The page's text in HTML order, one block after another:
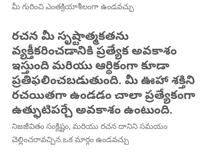
మీ గురించి ఎంతక్రియాశీలంగా ఉండవచ్చు
రచన మీ సృష్టాత్మకతను
వ్యక్తీకరించడానికి ప్రత్యేక అవకాశం
ఇస్తుంది మరియు ఆర్థికంగా కూడా
ప్రతిఫలించబడుతుంది. మీ ఊహా శక్తిని
రచయితగా ఉండడం చాలా ప్రత్యేకంగా
ఉత్ఫుటిపర్చే అవకాశం ఉంటుంది.
నిజజీవితం సంక్లిష్టం, మరియు రచన దానిని సమయం
చెల్లించరావచ్చిన ఒక మార్గం ఉండవచ్చు